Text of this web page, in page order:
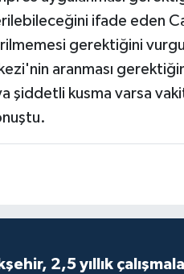
ifade eden
gerektiğini
aranması
şiddetli kusma varsa
2,5 yıllık